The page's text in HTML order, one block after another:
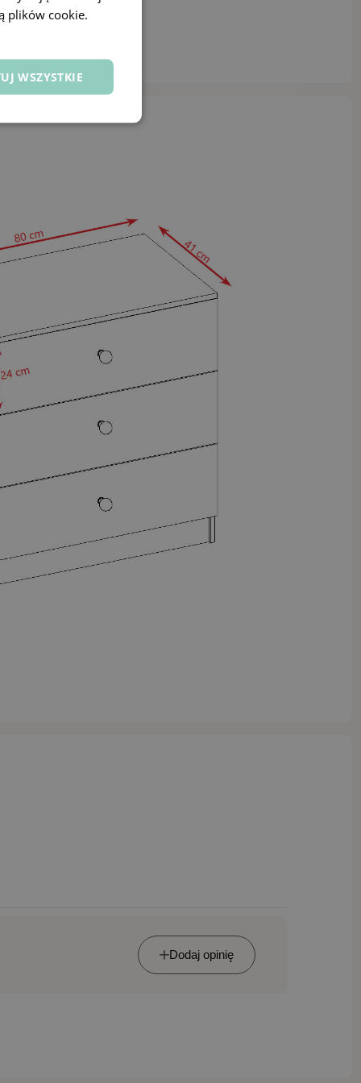
Dodaj opinię
plików cookie.
WSZYSTKIE